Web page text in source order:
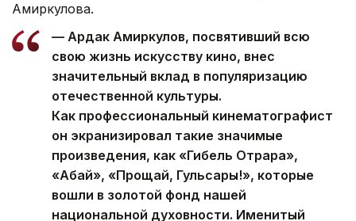
Амиркулова.
— Ардак Амиркулов, посвятивший всю
свою жизнь искусству кино, внес
значительный вклад в популяризацию
отечественной культуры.
Как профессиональный кинематографист
он экранизировал такие значимые
произведения, как «Гибель Отрара»,
«Абай», «Прощай, Гульсары!», которые
вошли в золотой фонд нашей
национальной духовности. Именитый